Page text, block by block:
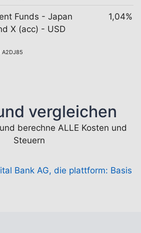
Funds - Japan
X (acc) - USD
A2DJ85
1,04%
vergleichen
berechne ALLE Kosten und
Steuern
Bank AG, die plattform: Basis